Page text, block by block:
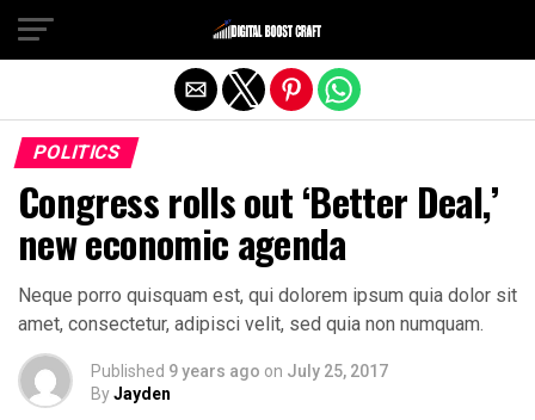
POLITICS
Congress rolls out ‘Better Deal,’
new economic agenda
Neque porro quisquam est, qui dolorem ipsum quia dolor sit
amet, consectetur, adipisci velit, sed quia non numquam.
Published 9 years ago on July 25, 2017
ByJayden
Exit mobile version